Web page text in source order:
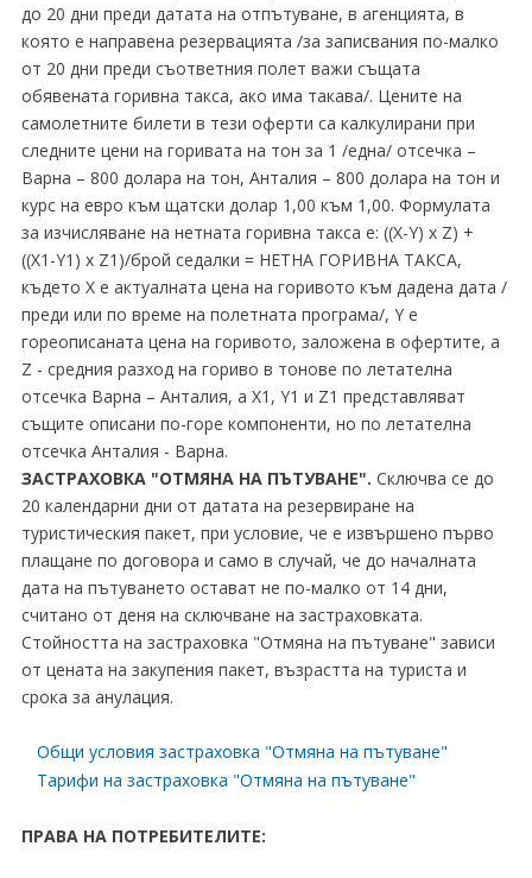
до 20 дни преди датата на отпътуване, в агенцията, в
която е направена резервацията /за записвания по-малко
от 20 дни преди съответния полет важи същата
обявената горивна такса, ако има такава/. Цените на
самолетните билети в тези оферти са калкулирани при
следните цени на горивата на тон за 1 /една/ отсечка –
Варна – 800 долара на тон, Анталия – 800 долара на тон и
курс на евро към щатски долар 1,00 към 1,00. Формулата
за изчисляване на нетната горивна такса е: ((X-Y) x Z) +
((X1-Y1) x Z1)/брой седалки = НЕТНА ГОРИВНА ТАКСА,
където X е актуалната цена на горивото към дадена дата /
преди или по време на полетната програма/, Y е
гореописаната цена на горивото, заложена в офертите, а
Z - средния разход на гориво в тонове по летателна
отсечка Варна – Анталия, а X1, Y1 и Z1 представляват
същите описани по-горе компоненти, но по летателна
отсечка Анталия - Варна.
ЗАСТРАХОВКА "ОТМЯНА НА ПЪТУВАНЕ". Сключва се до
20 календарни дни от датата на резервиране на
туристическия пакет, при условие, че е извършено първо
плащане по договора и само в случай, че до началната
дата на пътуването остават не по-малко от 14 дни,
считано от деня на сключване на застраховката.
Стойността на застраховка "Отмяна на пътуване" зависи
от цената на закупения пакет, възрастта на туриста и
срока за анулация.
Общи условия застраховка "Отмяна на пътуване"
Тарифи на застраховка "Отмяна на пътуване"
ПРАВА НА ПОТРЕБИТЕЛИТЕ: